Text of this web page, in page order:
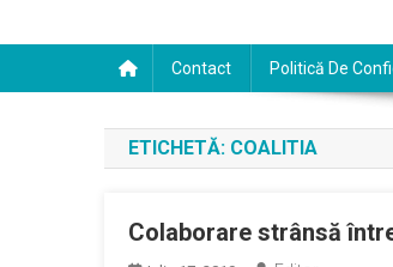
Contact Politică De
ETICHETĂ: COALITIA
Colaborare strânsă